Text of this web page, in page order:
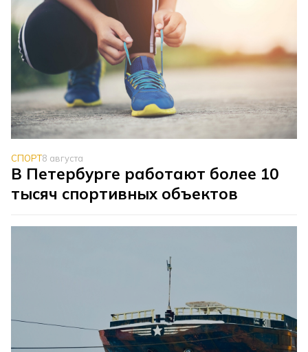
СПОРТ8 августа
В Петербурге работают более 10
тысяч спортивных объектов